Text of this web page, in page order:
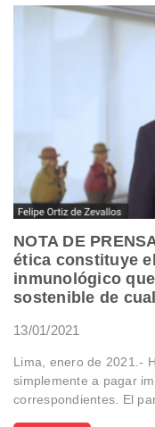
NOTA DE
ética constituye
inmunológico
sostenible de
13/01/2021
Lima, enero de 2021.-
simplemente a pagar
correspondientes. El